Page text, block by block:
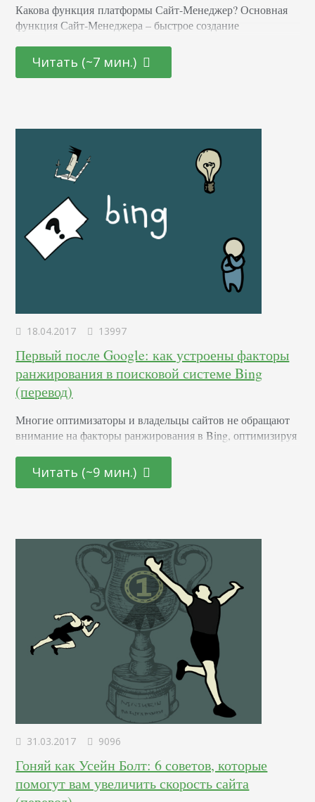
Какова функция платформы Сайт-Менеджер? Основная
функция Сайт-Менеджера – быстрое создание
сайтом. Какие возможности предоставляет Сайт-
Менеджер? Чем он полезен людям? Максимальную
бюджета на длительную разработку сайта в студии.
Первая версия Сайт-Менеджера вышла в…
Читать (~7 мин.)
18.04.2017 13997
Первый после Google: как устроены факторы
ранжирования в поисковой системе Bing
(перевод)
Многие оптимизаторы и владельцы сайтов не обращают
внимание на факторы ранжирования в Bing, оптимизируя
несколько лет доля рынка Bing медленно, но верно
увеличивалась по мере того, как Microsoft предпринимал
Читать (~9 мин.)
31.03.2017 9096
Гоняй как Усейн Болт: 6 советов, которые
помогут вам увеличить скорость сайта